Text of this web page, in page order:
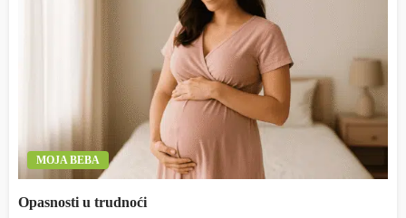
MOJA BEBA
Opasnosti u trudnoći